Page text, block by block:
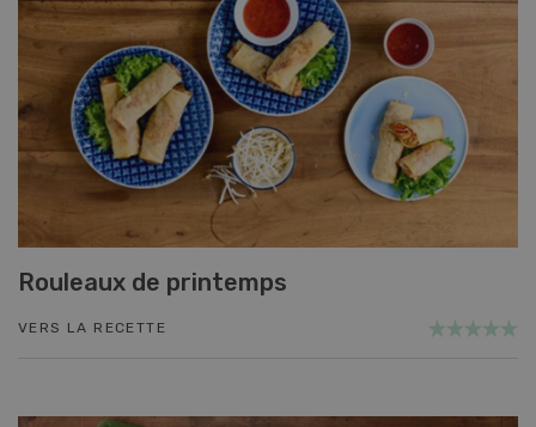
Rouleaux de printemps
VERS LA RECETTE